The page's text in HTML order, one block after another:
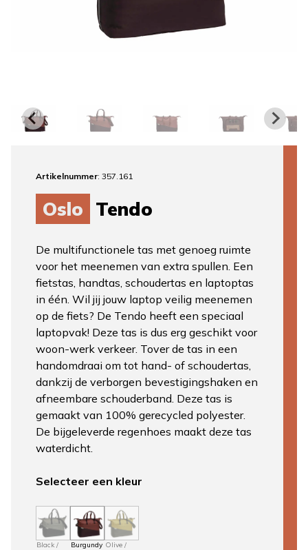
Artikelnummer: 357.161
Oslo Tendo
De multifunctionele tas met genoeg ruimte
voor het meenemen van extra spullen. Een
fietstas, handtas, schoudertas en laptoptas
in één. Wil jij jouw laptop veilig meenemen
op de fiets? De Tendo heeft een speciaal
laptopvak! Deze tas is dus erg geschikt voor
woon-werk verkeer. Tover de tas in een
handomdraai om tot hand- of schoudertas,
dankzij de verborgen bevestigingshaken en
afneembare schouderband. Deze tas is
gemaakt van 100% gerecycled polyester.
De bijgeleverde regenhoes maakt deze tas
waterdicht.
Selecteer een kleur
Black /
Burgundy Olive /